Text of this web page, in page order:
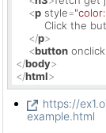
<p style=
Click the
</p>
<button onclick
</body>
</html>
https://
example.html